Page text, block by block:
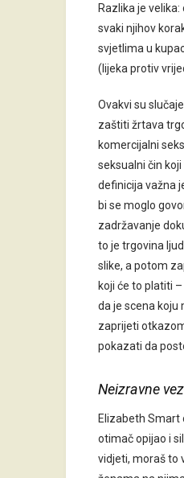
Razlika je
svaki njihov
svjetlima u
(lijeka protiv
Ovakvi su
zaštiti žrtava
komercijalni
seksualni čin
definicija važna
bi se moglo
zadržavanje
to je trgovina
slike, a potom
koji će to platiti
da je scena koju
zaprijeti
pokazati da
Neizravne
Elizabeth Smart
otimač opijao i
vidjeti, moraš to